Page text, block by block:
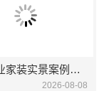
鄂州专业家装实景案例，百年米莱装饰公司
2026-08-08